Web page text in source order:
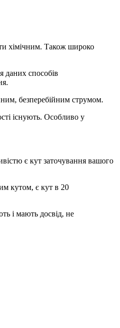
хімічним. Також широко
даних способів
безперебійним струмом.
існують. Особливо у
є кут заточування вашого
кутом, є кут в 20
і мають досвід, не